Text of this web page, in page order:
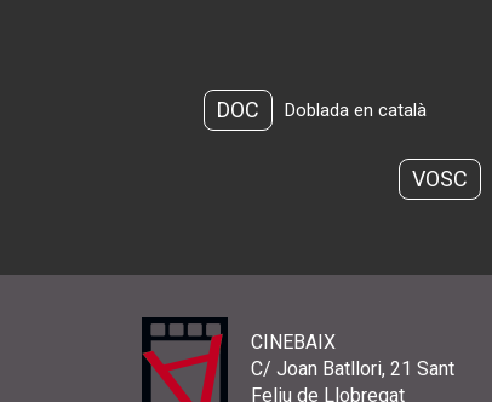
DOC Doblada en català
VOSC
CINEBAIX
C/ Joan Batllori, 21 Sant
Feliu de Llobregat